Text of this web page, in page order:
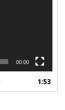
00:00
1:53